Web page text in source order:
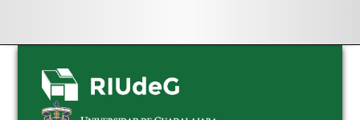
Skip
navigation